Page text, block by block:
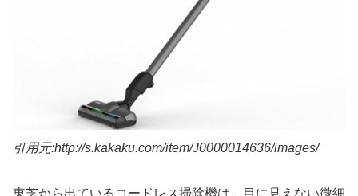
引用元:http://s.kakaku.com/item/J0000014636/images/
東芝から出ているコードレス掃除機は、目に見えない微細